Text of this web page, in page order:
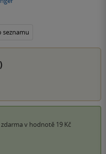
seznamu
)
v hodnotě 19 Kč